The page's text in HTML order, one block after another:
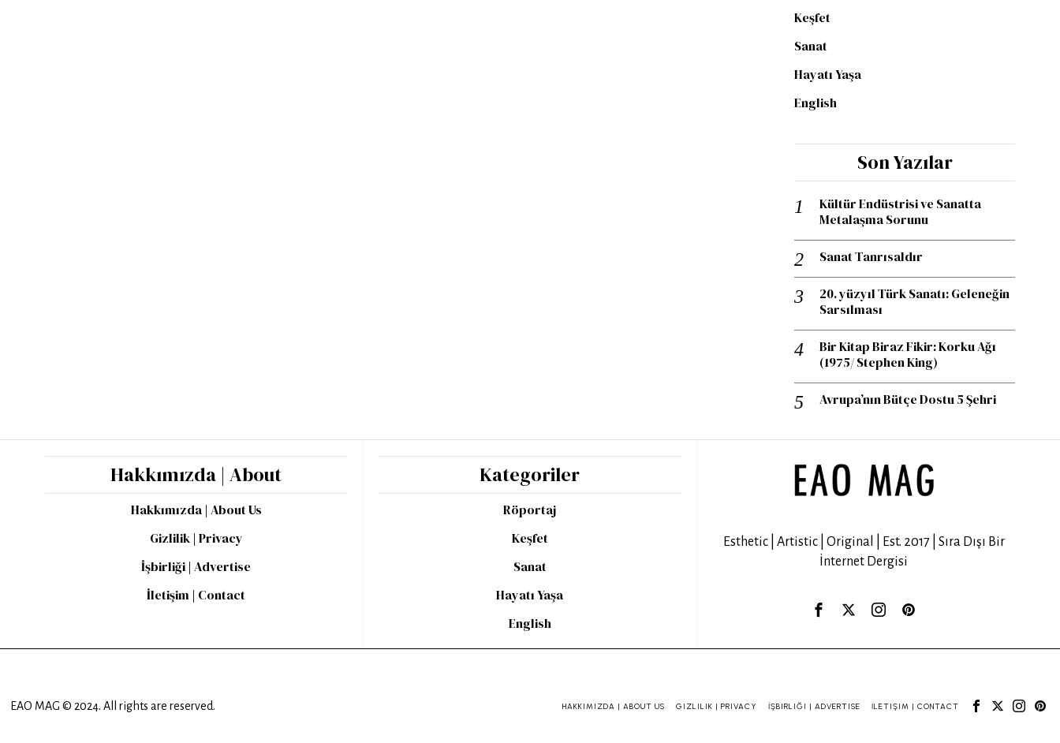
Keşfet
Sanat
Hayatı Yaşa
English
Son Yazılar
Kültür Endüstrisi ve Sanatta
Metalaşma Sorunu
Sanat Tanrısaldır
20. yüzyıl Türk Sanatı: Geleneğin
Sarsılması
Bir Kitap Biraz Fikir: Korku Ağı
(1975/ Stephen King)
Avrupa’nın Bütçe Dostu 5 Şehri
Hakkımızda | About
Hakkımızda | About Us
Gizlilik | Privacy
İşbirliği | Advertise
İletişim | Contact
Kategoriler
Röportaj
Keşfet
Sanat
Hayatı Yaşa
English
Esthetic | Artistic | Original | Est. 2017 | Sıra Dışı Bir
İnternet Dergisi
EAO MAG © 2024. All rights are reserved. HAKKIMIZDA | ABOUT US GIZLILIK | PRIVACY İŞBIRLIĞI | ADVERTISE İLETIŞIM | CONTACT